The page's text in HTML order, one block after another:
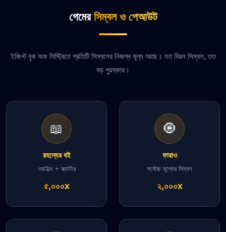
গেমের সিম্বল ও পেআউট
ইজিপ্ট বুক অফ মিস্ট্রিতে প্রতিটি সিম্বলের নিজস্ব মূল্য আছে। যত বিরল সিম্বল, তত
বড় পুরস্কার।
📖
রহস্যের বই
ওয়াইল্ড + স্ক্যাটার
৫,০০০x
🧿
ফারাও
সর্বোচ্চ মূল্যের সিম্বল
২,০০০x